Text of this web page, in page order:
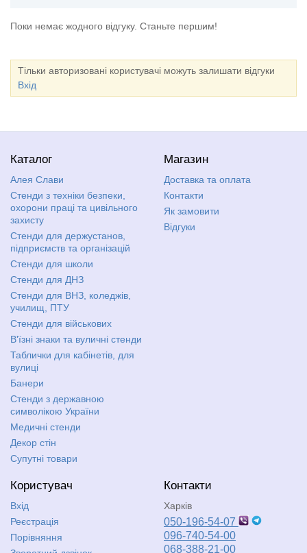
Поки немає жодного відгуку. Станьте першим!
Тільки авторизовані користувачі можуть залишати відгуки
Вхід
Каталог
Алея Слави
Стенди з техніки безпеки,
охорони праці та цивільного
захисту
Стенди для держустанов,
підприємств та організацій
Стенди для школи
Стенди для ДНЗ
Стенди для ВНЗ, коледжів,
училищ, ПТУ
Стенди для військових
В'їзні знаки та вуличні стенди
Таблички для кабінетів, для
вулиці
Банери
Стенди з державною
символікою України
Медичні стенди
Декор стін
Супутні товари
Магазин
Доставка та оплата
Контакти
Як замовити
Відгуки
Користувач
Вхід
Реєстрація
Порівняння
Контакти
Харків
050-196-54-07
096-740-54-00
068-388-21-00